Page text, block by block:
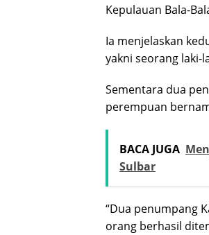
Kepulauan Bala-
Ia menjelaskan
yakni seorang laki-
Sementara dua
perempuan
BACA JUGA
Sulbar
“Dua penumpang
orang berhasil